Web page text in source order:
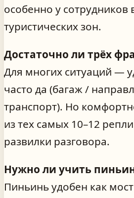
особенно у сотрудников
туристических зон.
Достаточно ли трёх
Для многих ситуаций —
часто да (багаж /
транспорт). Но
из тех самых 10–12
развилки разговора.
Нужно ли учить
Пиньинь удобен как